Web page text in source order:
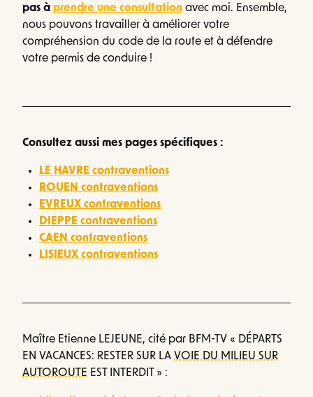
pas à prendre une consultation avec moi. Ensemble,
nous pouvons travailler à améliorer votre
compréhension du code de la route et à défendre
votre permis de conduire !
Consultez aussi mes pages spécifiques :
LE HAVRE contraventions
ROUEN contraventions
EVREUX contraventions
DIEPPE contraventions
CAEN contraventions
LISIEUX contraventions
Maître Etienne LEJEUNE, cité par BFM-TV « DÉPARTS
EN VACANCES: RESTER SUR LA VOIE DU MILIEU SUR
AUTOROUTE EST INTERDIT » :